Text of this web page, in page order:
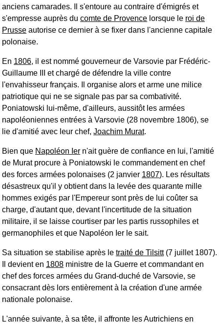
anciens camarades. Il s'entoure au contraire d'émigrés et
s'empresse auprès du comte de Provence lorsque le roi de
Prusse autorise ce dernier à se fixer dans l'ancienne capitale
polonaise.
En 1806, il est nommé gouverneur de Varsovie par Frédéric-
Guillaume III et chargé de défendre la ville contre
l'envahisseur français. Il organise alors et arme une milice
patriotique qui ne se signale pas par sa combativité.
Poniatowski lui-même, d'ailleurs, aussitôt les armées
napoléoniennes entrées à Varsovie (28 novembre 1806), se
lie d'amitié avec leur chef, Joachim Murat.
Bien que Napoléon Ier n'ait guère de confiance en lui, l'amitié
de Murat procure à Poniatowski le commandement en chef
des forces armées polonaises (2 janvier 1807). Les résultats
désastreux qu'il y obtient dans la levée des quarante mille
hommes exigés par l'Empereur sont près de lui coûter sa
charge, d'autant que, devant l'incertitude de la situation
militaire, il se laisse courtiser par les partis russophiles et
germanophiles et que Napoléon Ier le sait.
Sa situation se stabilise après le traité de Tilsitt(7 juillet 1807).
Il devient en 1808 ministre de la Guerre et commandant en
chef des forces armées du Grand-duché de Varsovie, se
consacrant dès lors entièrement à la création d'une armée
nationale polonaise.
L'année suivante, à sa tête, il affronte les Autrichiens en